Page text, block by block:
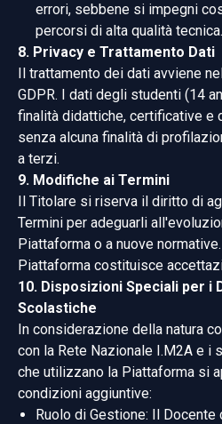
errori, sebbene si impegni
percorsi di alta qualità tecnica.
8. Privacy e Trattamento Dati
Il trattamento dei dati avviene
GDPR. I dati degli studenti (14
finalità didattiche, certificative e
senza alcuna finalità di
a terzi.
9. Modifiche ai Termini
Il Titolare si riserva il diritto di
Termini per adeguarli
Piattaforma o a nuove
Piattaforma costituisce
10. Disposizioni Speciali per i
Scolastiche
In considerazione della natura
con la Rete Nazionale I.M2A e i
che utilizzano la Piattaforma si
condizioni aggiuntive:
Ruolo di Gestione: Il